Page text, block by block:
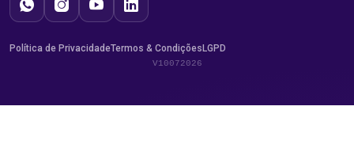
Política de PrivacidadeTermos & Condições LGPD
V10072026